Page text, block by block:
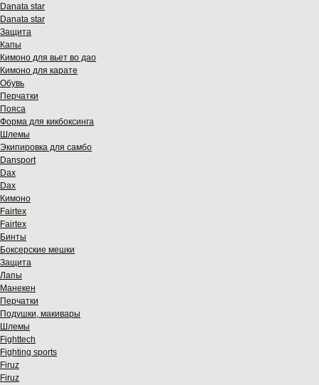
Danata star
Danata star
Защита
Капы
Кимоно для вьет во дао
Кимоно для карате
Обувь
Перчатки
Пояса
Форма для кикбоксинга
Шлемы
Экипировка для самбо
Dansport
Dax
Dax
Кимоно
Fairtex
Fairtex
Бинты
Боксерские мешки
Защита
Лапы
Манекен
Перчатки
Подушки, макивары
Шлемы
Fighttech
Fighting sports
Firuz
Firuz